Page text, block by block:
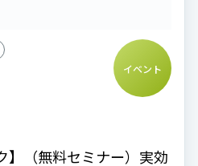
イベント
】（無料セミナー）実効